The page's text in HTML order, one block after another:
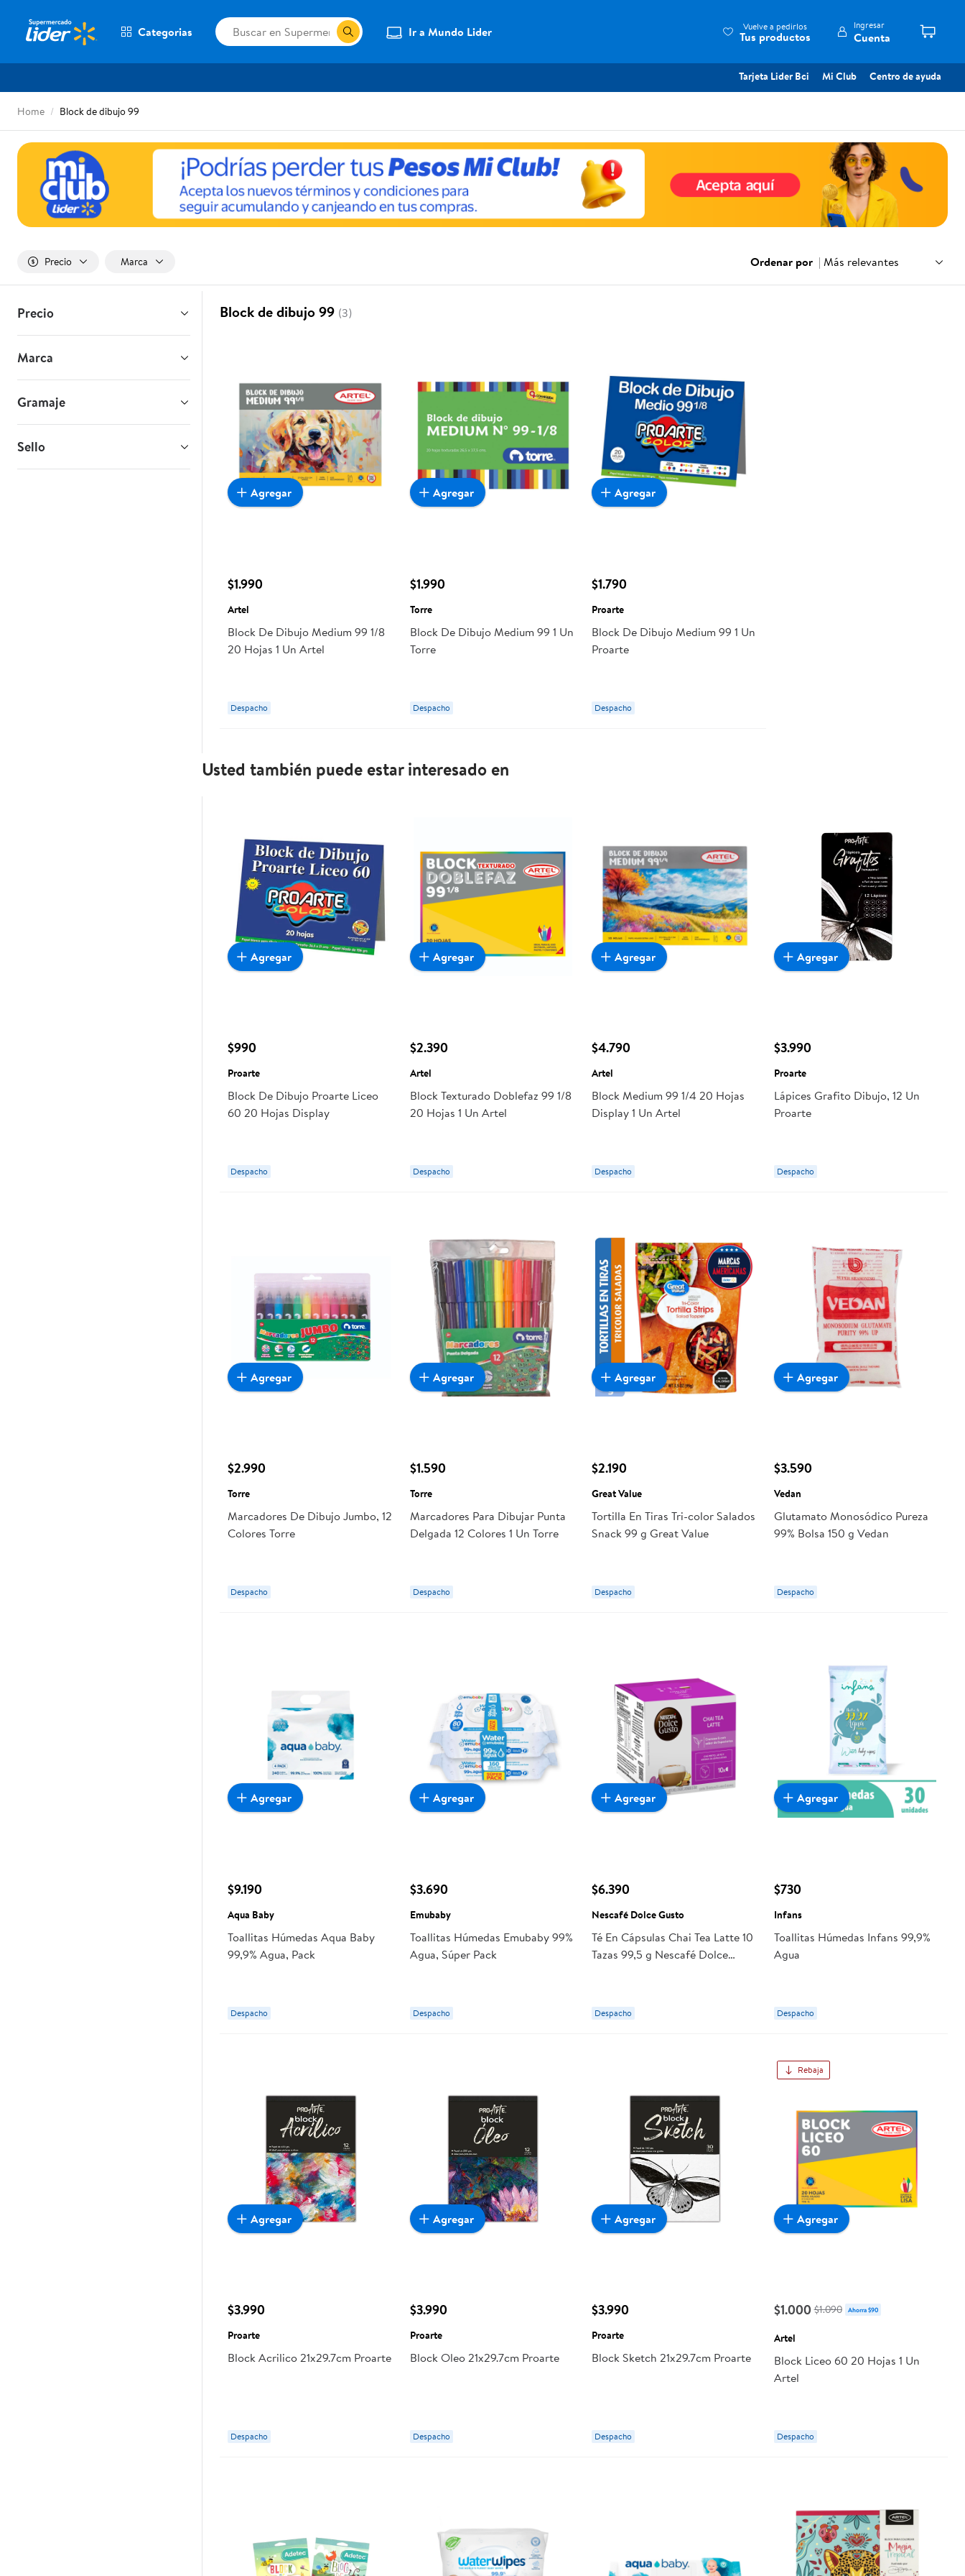
Categorias Ir a Mundo Lider Vuelve a pedirlos
Tus productos
Ingresar
Cuenta
Tarjeta Lider Bci Mi Club Centro de ayuda
Home Block de dibujo 99
Precio Marca Ordenar por | Más relevantes
Precio
Marca
Gramaje
Sello
Block de dibujo 99 (3)
$1.990
Artel
Block De Dibujo Medium 99 1/8
20 Hojas 1 Un Artel
Despacho
Agregar
$1.990
Torre
Block De Dibujo Medium 99 1 Un
Torre
Despacho
Agregar
$1.790
Proarte
Block De Dibujo Medium 99 1 Un
Proarte
Despacho
Agregar
Usted también puede estar interesado en
$990
Proarte
Block De Dibujo Proarte Liceo
60 20 Hojas Display
Despacho
Agregar
$2.390
Artel
Block Texturado Doblefaz 99 1/8
20 Hojas 1 Un Artel
Despacho
Agregar
$4.790
Artel
Block Medium 99 1/4 20 Hojas
Display 1 Un Artel
Despacho
Agregar
$3.990
Proarte
Lápices Grafito Dibujo, 12 Un
Proarte
Despacho
Agregar
$2.990
Torre
Marcadores De Dibujo Jumbo, 12
Colores Torre
Despacho
Agregar
$1.590
Torre
Marcadores Para Dibujar Punta
Delgada 12 Colores 1 Un Torre
Despacho
Agregar
$2.190
Great Value
Tortilla En Tiras Tri-color Salados
Snack 99 g Great Value
Despacho
Agregar
$3.590
Vedan
Glutamato Monosódico Pureza
99% Bolsa 150 g Vedan
Despacho
Agregar
$9.190
Aqua Baby
Toallitas Húmedas Aqua Baby
99,9% Agua, Pack
Despacho
Agregar
$3.690
Emubaby
Toallitas Húmedas Emubaby 99%
Agua, Súper Pack
Despacho
Agregar
$6.390
Nescafé Dolce Gusto
Té En Cápsulas Chai Tea Latte 10
Tazas 99,5 g Nescafé Dolce
Despacho
Agregar
$730
Infans
Toallitas Húmedas Infans 99,9%
Agua
Despacho
Agregar
$3.990
Proarte
Block Acrilico 21x29.7cm Proarte
Despacho
Agregar
$3.990
Proarte
Block Oleo 21x29.7cm Proarte
Despacho
Agregar
$3.990
Proarte
Block Sketch 21x29.7cm Proarte
Despacho
Agregar
Rebaja
$1.000 $1.090 Ahorra $90
Artel
Block Liceo 60 20 Hojas 1 Un
Artel
Despacho
Agregar